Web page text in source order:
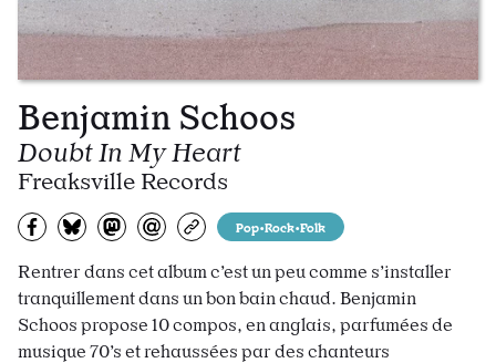
Benjamin Schoos
Doubt In My Heart
Freaksville Records
Partagez sur Facebook
Partager sur Bluesky
Partager sur Mastodon
Partagez par e-mail
Copiez l’urlPop•Rock•Folk
Rentrer dans cet album c’est un peu comme s’installer
tranquillement dans un bon bain chaud. Benjamin
Schoos propose 10 compos, en anglais, parfumées de
musique 70’s et rehaussées par des chanteurs